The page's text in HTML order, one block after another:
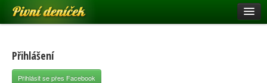
Pivní deníček
Pivní mapa
Pivní značky
Přihlášení
Přihlásit se přes Facebook